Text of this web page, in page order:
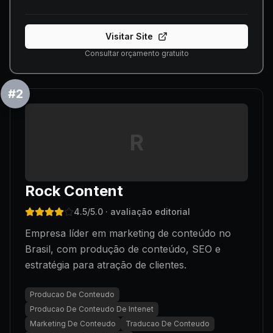
Visitar Site
Consultar orçamento gratuito
#2
R
Rock Content
4.5/5.0 · avaliação editorial
Empresa líder em marketing de conteúdo no
Brasil, com produção de conteúdo, SEO e
estratégia para atração de clientes.
Producao De Conteudo
Producao De Conteudo De Intenet
Marketing De Conteudo
Traducao De Conteudo